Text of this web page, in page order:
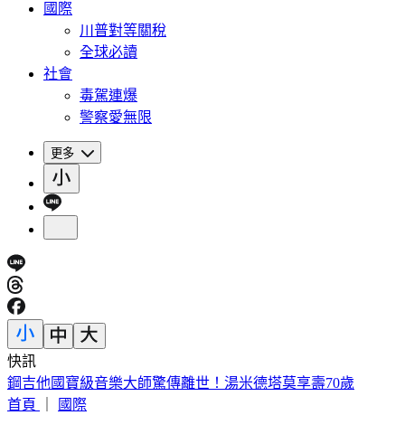
國際
川普對等關稅
全球必讀
社會
毒駕連爆
警察愛無限
更多
快訊
網購別再亂丟！環保局示警「9包裝」禁回收 6000元慘噴飛
首頁
國際